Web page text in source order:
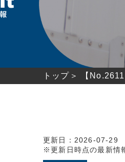
トップ＞ 【
更新日：2026-07-29
※更新日時点の最新情